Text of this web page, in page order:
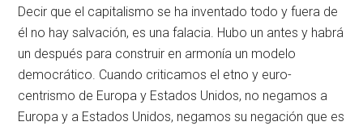
Decir que el capitalismo se ha inventado todo y fuera de
él no hay salvación, es una falacia. Hubo un antes y habrá
un después para construir en armonía un modelo
democrático. Cuando criticamos el etno y euro-
centrismo de Europa y Estados Unidos, no negamos a
Europa y a Estados Unidos, negamos su negación que es